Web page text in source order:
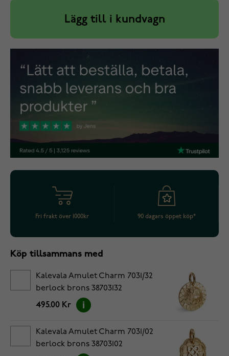
Lägg till i kundvagn
Fri frakt över 1000kr 90 dagars öppet köp*
Köp tillsammans med
Kalevala Amulet Charm 7031/32
berlock brons 38703132
495.00 Kr
Kalevala Amulet Charm 7031/02
berlock brons 38703102